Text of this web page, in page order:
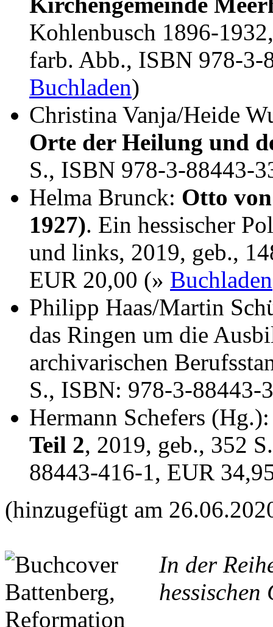
Kohlenbusch 1896-
farb. Abb., ISBN 978-3-
Buchladen)
Christina Vanja/Heide
Orte der Heilung und
S., ISBN 978-3-88443-
Helma Brunck: Otto
1927). Ein hessischer
und links, 2019, geb.,
EUR 20,00 (» Buchladen
Philipp Haas/Martin
das Ringen um die
archivarischen
S., ISBN: 978-3-
Hermann Schefers
Teil 2, 2019, geb., 352
88443-416-1, EUR
(hinzugefügt am
In der
hessischen